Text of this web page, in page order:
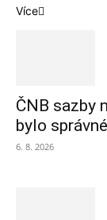
Více
ČNB sazby
bylo
6. 8. 2026